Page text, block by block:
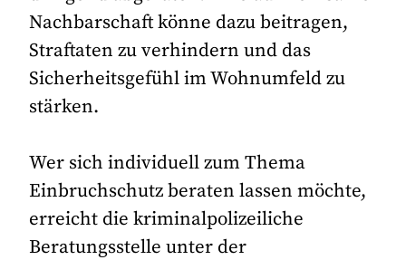
Nachbarschaft könne dazu beitragen,
Straftaten zu verhindern und das
Sicherheitsgefühl im Wohnumfeld zu
stärken.
Wer sich individuell zum Thema
Einbruchschutz beraten lassen möchte,
erreicht die kriminalpolizeiliche
Beratungsstelle unter der